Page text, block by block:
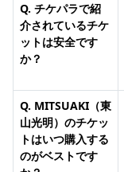
Q. チケパラで紹
介されているチケ
ットは安全です
か？
Q. MITSUAKI（東
山光明）のチケッ
トはいつ購入する
のがベストです